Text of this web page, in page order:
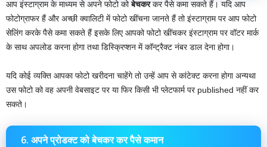
आप इंस्टाग्राम के माध्यम से अपने फोटो कोबेचकरकर पैसे कमा सकते हैं। यदि आप
फोटोग्राफर हैं और अच्छी क्वालिटी में फोटो खींचना जानते हैं तो इंस्टाग्राम पर आप फोटो
सेलिंग करके पैसे कमा सकते हैं इसके लिए आपको फोटो खींचकर इंस्टाग्राम पर वॉटर मार्क
के साथ अपलोड करना होगा तथा डिस्क्रिप्शन में कॉन्ट्रैक्ट नंबर डाल देना होगा।
यदि कोई व्यक्ति आपका फोटो खरीदना चाहेंगे तो उन्हें आप से कांटेक्ट करना होगा अन्यथा
उस फोटो को वह अपनी वेबसाइट पर या फिर किसी भी प्लेटफार्म पर published नहीं कर
सकते।
6. अपने प्रोडक्ट को बेचकर कर पैसे कमान